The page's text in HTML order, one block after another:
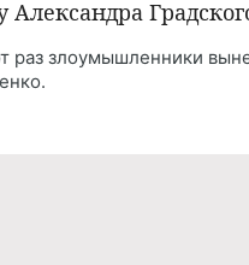
Александра
раз злоумышленники